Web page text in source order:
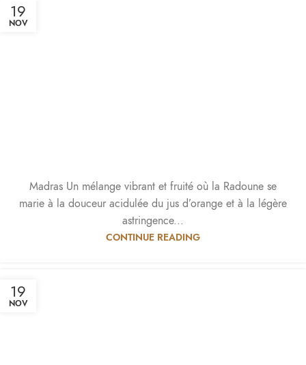
19
NOV
Madras Un mélange vibrant et fruité où la Radoune se
marie à la douceur acidulée du jus d’orange et à la légère
astringence...
CONTINUE READING
19
NOV